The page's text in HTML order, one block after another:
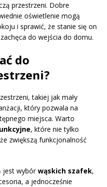
przestrzeni. Dobre
oświetlenie mogą
i sprawić, że stanie się on
do wejścia do domu.
do
takiej jak mały
który pozwala na
miejsca. Warto
, które nie tylko
zwiększą funkcjonalność
jest wybórwąskich szafek,
a jednocześnie